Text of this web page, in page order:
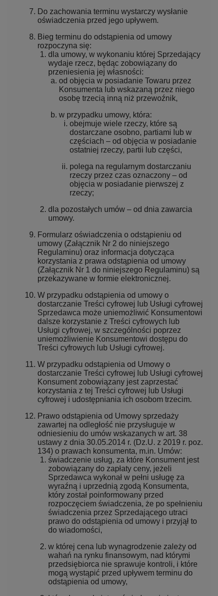
Do zachowania terminu wystarczy wysłanie
oświadczenia przed jego upływem.
Bieg terminu do odstąpienia od umowy
rozpoczyna się:
dla umowy, w wykonaniu której Sprzedający
wydaje rzecz, będąc zobowiązany do
przeniesienia jej własności:
od objęcia w posiadanie Towaru przez
Konsumenta lub wskazaną przez niego
osobę trzecią inną niż przewoźnik,
w przypadku umowy, która:
obejmuje wiele rzeczy, które są
dostarczane osobno, partiami lub w
częściach – od objęcia w posiadanie
ostatniej rzeczy, partii lub części,
polega na regularnym dostarczaniu
rzeczy przez czas oznaczony – od
objęcia w posiadanie pierwszej z
rzeczy;
dla pozostałych umów – od dnia zawarcia
umowy.
Formularz oświadczenia o odstąpieniu od
umowy (Załącznik Nr 2 do niniejszego
Regulaminu) oraz informacja dotycząca
korzystania z prawa odstąpienia od umowy
(Załącznik Nr 1 do niniejszego Regulaminu) są
przekazywane w formie elektronicznej.
W przypadku odstąpienia od umowy o
dostarczanie Treści cyfrowej lub Usługi cyfrowej
Sprzedawca może uniemożliwić Konsumentowi
dalsze korzystanie z Treści cyfrowych lub
Usługi cyfrowej, w szczególności poprzez
uniemożliwienie Konsumentowi dostępu do
Treści cyfrowych lub Usługi cyfrowej.
W przypadku odstąpienia od Umowy o
dostarczanie Treści cyfrowej lub Usługi cyfrowej
Konsument zobowiązany jest zaprzestać
korzystania z tej Treści cyfrowej lub Usługi
cyfrowej i udostępniania ich osobom trzecim.
Prawo odstąpienia od Umowy sprzedaży
zawartej na odległość nie przysługuje w
odniesieniu do umów wskazanych w art. 38
ustawy z dnia 30.05.2014 r. (Dz.U. z 2019 r. poz.
134) o prawach konsumenta, m.in. Umów:
świadczenie usług, za które Konsument jest
zobowiązany do zapłaty ceny, jeżeli
Sprzedawca wykonał w pełni usługę za
wyraźną i uprzednią zgodą Konsumenta,
który został poinformowany przed
rozpoczęciem świadczenia, że po spełnieniu
świadczenia przez Sprzedającego utraci
prawo do odstąpienia od umowy i przyjął to
do wiadomości,
w której cena lub wynagrodzenie zależy od
wahań na rynku finansowym, nad którymi
przedsiębiorca nie sprawuje kontroli, i które
mogą wystąpić przed upływem terminu do
odstąpienia od umowy,